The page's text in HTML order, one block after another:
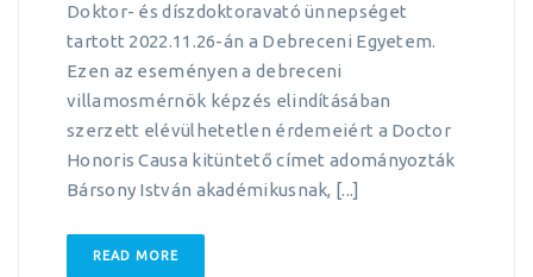
Doktor- és díszdoktoravató ünnepséget
tartott 2022.11.26-án a Debreceni Egyetem.
Ezen az eseményen a debreceni
villamosmérnök képzés elindításában
szerzett elévülhetetlen érdemeiért a Doctor
Honoris Causa kitüntető címet adományozták
Bársony István akadémikusnak, [...]
READ MORE